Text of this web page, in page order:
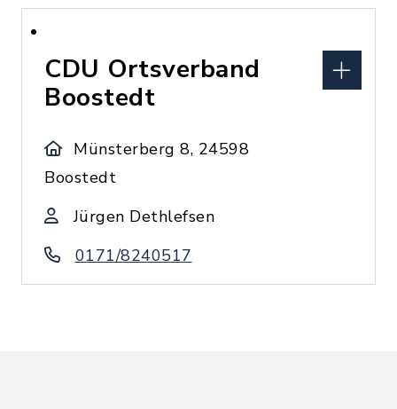
CDU Ortsverband
Boostedt
Münsterberg 8, 24598
Boostedt
Jürgen Dethlefsen
0171/8240517